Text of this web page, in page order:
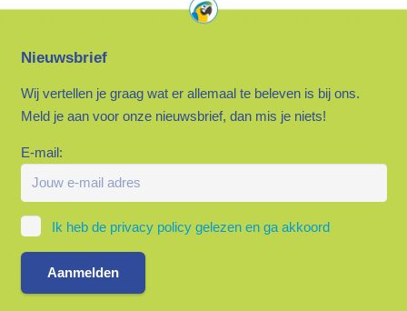
Nieuwsbrief
Wij vertellen je graag wat er allemaal te beleven is bij ons.
Meld je aan voor onze nieuwsbrief, dan mis je niets!
E-mail:
Ik heb de privacy policy gelezen en ga akkoord